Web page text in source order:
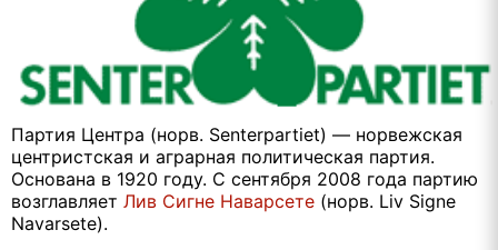
Партия Центра (норв. Senterpartiet) — норвежская
центристская и аграрная политическая партия.
Основана в 1920 году. С сентября 2008 года партию
возглавляет Лив Сигне Наварсете (норв. Liv Signe
Navarsete).